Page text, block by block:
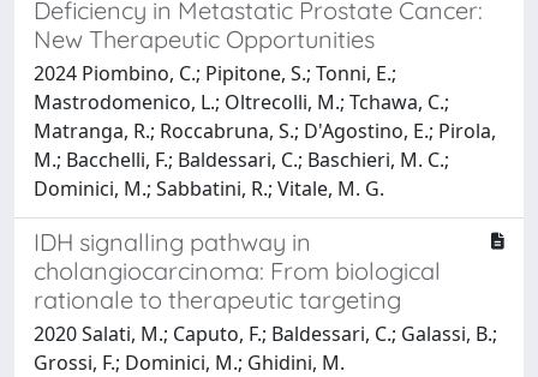
Deficiency in Metastatic Prostate Cancer:
New Therapeutic Opportunities
2024 Piombino, C.; Pipitone, S.; Tonni, E.;
Mastrodomenico, L.; Oltrecolli, M.; Tchawa, C.;
Matranga, R.; Roccabruna, S.; D'Agostino, E.; Pirola,
M.; Bacchelli, F.; Baldessari, C.; Baschieri, M. C.;
Dominici, M.; Sabbatini, R.; Vitale, M. G.
IDH signalling pathway in
cholangiocarcinoma: From biological
rationale to therapeutic targeting
2020 Salati, M.; Caputo, F.; Baldessari, C.; Galassi, B.;
Grossi, F.; Dominici, M.; Ghidini, M.